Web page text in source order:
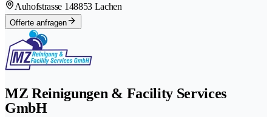
Auhofstrasse 148853 Lachen
Offerte anfragen
MZ Reinigungen & Facility Services
GmbH